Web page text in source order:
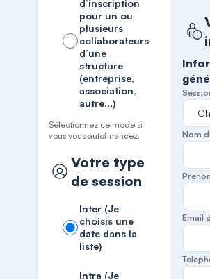
d’inscription
pour un ou
plusieurs
collaborateurs
d’une
structure
(entreprise,
association,
autre…)
Sélectionnez ce mode si
vous vous autofinancez.
Votre type
de session
Inter (Je
choisis une
date dans la
liste)
Intra (Je
Nom
Email